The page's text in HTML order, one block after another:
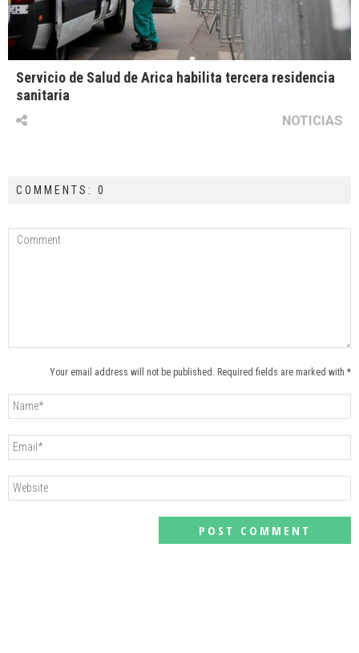
Servicio de Salud de Arica habilita tercera residencia
sanitaria
NOTICIAS
COMMENTS: 0
Your email address will not be published. Required fields are marked with *